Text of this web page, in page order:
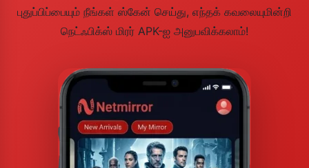
புதுப்பிப்பையும் நீங்கள் ஸ்கேன் செய்து, எந்தக் கவலையுமின்றி
நெட்ஃபிக்ஸ் மிரர் APK-ஐ அனுபவிக்கலாம்!